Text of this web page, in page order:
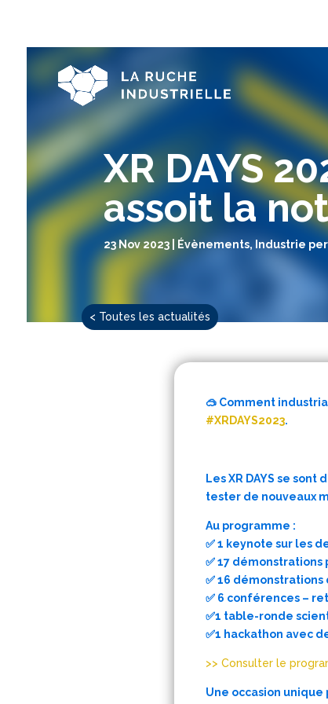
XR DAYS
assoit la
23 Nov 2023 Évènements, Industrie
< Toutes les actualités
🥽 Comment
#XRDAYS2023.
Les XR DAYS se
tester de nouveaux
Au programme :
✅ 1 keynote sur les
✅ 17
✅ 16
✅ 6 conférences –
✅1 table-ronde
✅1 hackathon avec
>> Consulter le
Une occasion